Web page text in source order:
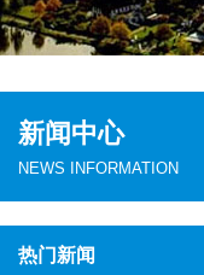
新闻中心
NEWS INFORMATION
热门新闻